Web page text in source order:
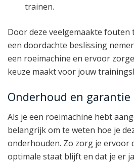
trainen.
Door deze veelgemaakte fouten
een doordachte beslissing
een roeimachine en ervoor
keuze maakt voor jouw
Onderhoud en garantie
Als je een roeimachine hebt
belangrijk om te weten hoe je
onderhouden. Zo zorg je ervoor
optimale staat blijft en dat je er